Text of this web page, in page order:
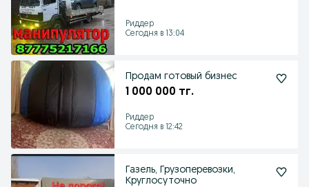
Риддер
Сегодня в 13:04
Продам готовый бизнес
1 000 000 тг.
Риддер
Сегодня в 12:42
Газель, Грузоперевозки,
Круглосуточно